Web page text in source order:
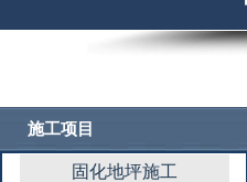
施工项目
固化地坪施工